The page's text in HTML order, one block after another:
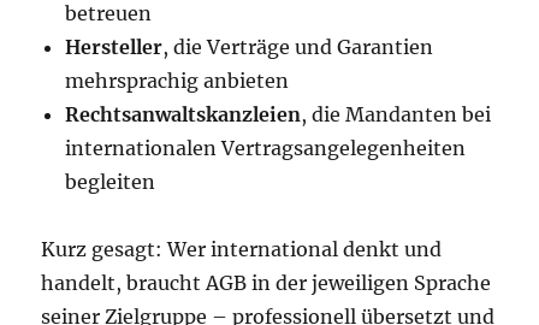
betreuen
Hersteller, die Verträge und Garantien
mehrsprachig anbieten
Rechtsanwaltskanzleien, die Mandanten bei
internationalen Vertragsangelegenheiten
begleiten
Kurz gesagt: Wer international denkt und
handelt, braucht AGB in der jeweiligen Sprache
seiner Zielgruppe – professionell übersetzt und